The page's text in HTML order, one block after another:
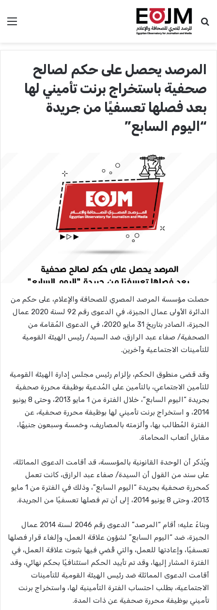
بحث عن
المرصد يحصل على حكم لصالح
صحفية باستخراج برنت تأميني لها
بعد فصلها تعسفيًا من جريدة
“اليوم السابع”
حصلت مؤسسة المرصد المصري للصحافة والإعلام، على حكم من
الدائرة الأولى عمال الجيزة، في الدعوى رقم 92 لسنة 2020 عمال
الجيزة، الصادر بتاريخ 31 مايو 2020، في الدعوى المُقامة من
الصحفية/ صفاء عبد الرازق، ضد السيد/ رئيس الهيئة القومية
للتأمينات الاجتماعية وآخرين.
وقد قضى منطوق الحكم، بإلزام رئيس مجلس إدارة الهيئة القومية
للتأمين الاجتماعي، بالتأمين على المُدعية بوظيفة محررة صحفية
بجريدة “اليوم السابع”، خلال الفترة من 1 مايو 2013، وحتى 8 يونيو
2014، و استخراج برنت تأميني لها بوظيفة محررة صحفية، عن
الفترة المُطالب بها، وألزمته بالمصاريف، وخمسة وسبعون جنيهًا،
مقابل أتعاب المحاماة.
ويُذكر أن الوحدة القانونية بالمؤسسة، قد أقامت الدعوى المماثلة،
على سند من القول أن السيدة/ صفاء عبد الرازق، كانت تعمل
كمحررة صحفية بجريدة “اليوم السابع”، وذلك في الفترة من 1 مايو
2013، وحتى 8 يونيو 2014، إلى أن تم فصلها تعسفيًا من الجريدة.
وبناءً عليه؛ أقام “المرصد” الدعوى رقم 2046 لسنة 2014 عمال
الجيزة، ضد “اليوم السابع” لشؤون علاقة العمل، وإلغاء قرار فصلها
تعسفيًا، وإعادتها للعمل، والتي قُضي فيها بثبوت علاقة العمل، في
الفترة المشار إليها، وقد تم تأييد الحكم استئنافيًا بحكم نهائي، وقد
أقامت الدعوى المماثلة ضد رئيس الهيئة القومية للتأمينات
الاجتماعية، بطلب احتساب الفترة التأمينية لها، واستخراج برنت
تأميني بوظيفة محررة صحفية عن ذات المدة.